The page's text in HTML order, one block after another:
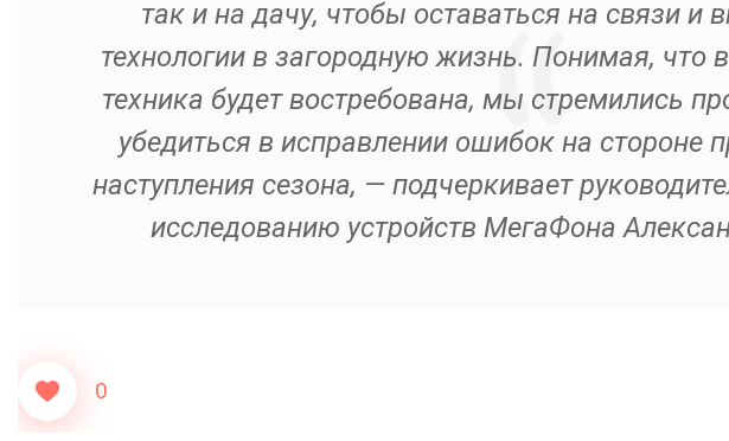
так и на дачу, чтобы оставаться на связи и
технологии в загородную жизнь. Понимая, что
техника будет востребована, мы стремились
убедиться в исправлении ошибок на стороне
наступления сезона, — подчеркивает
исследованию устройств МегаФона
0